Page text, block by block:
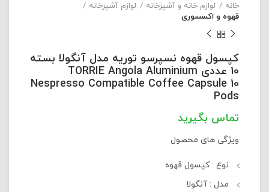
خانه لوازم خانه و آشپزخانه
لوازم آشپزخانه
قهوه و اکسسوری
کپسول قهوه نسپرسو توریه مدل آنگولا بسته
10 عددی TORRIE Angola Aluminium
Nespresso Compatible Coffee Capsule 10
Pods
ویژگی های محصول
نوع : کپسول قهوه
مدل : آنگولا